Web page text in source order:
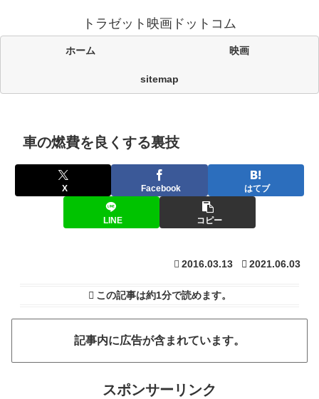
トラゼット映画ドットコム
ホーム 映画
sitemap
車の燃費を良くする裏技
X Facebook はてブ
LINE コピー
2016.03.13 2021.06.03
この記事は約1分で読めます。
記事内に広告が含まれています。
スポンサーリンク